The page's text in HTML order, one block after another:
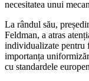
necesitatea unui
La rândul său,
Feldman, a atras
individualizate pentru
importanța
cu standardele